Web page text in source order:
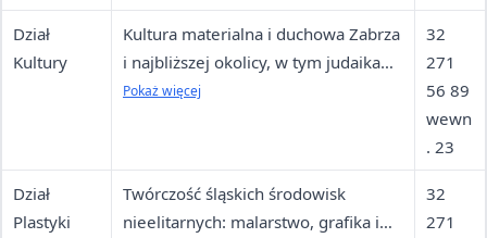
Dział
Kultury
Kultura materialna i duchowa Zabrza
i najbliższej okolicy, w tym judaika
oraz stara fotografia portretowa
Pokaż więcej
32
271
56 89
wewn
. 23
Dział
Plastyki
Twórczość śląskich środowisk
nieelitarnych: malarstwo, grafika i
32
271